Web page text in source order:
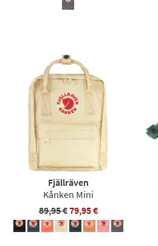
Fjällräven
Kånken Mini
89,95 €79,95 €